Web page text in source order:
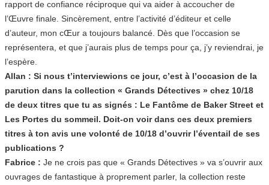
rapport de confiance réciproque qui va aider à accoucher de
l’Œuvre finale. Sincèrement, entre l’activité d’éditeur et celle
d’auteur, mon cŒur a toujours balancé. Dès que l’occasion se
représentera, et que j’aurais plus de temps pour ça, j’y reviendrai, je
l’espère.
Allan : Si nous t’interviewions ce jour, c’est à l’occasion de la
parution dans la collection « Grands Détectives » chez 10/18
de deux titres que tu as signés : Le Fantôme de Baker Street et
Les Portes du sommeil. Doit-on voir dans ces deux premiers
titres à ton avis une volonté de 10/18 d’ouvrir l’éventail de ses
publications ?
Fabrice : Je ne crois pas que « Grands Détectives » va s’ouvrir aux
ouvrages de fantastique à proprement parler, la collection reste